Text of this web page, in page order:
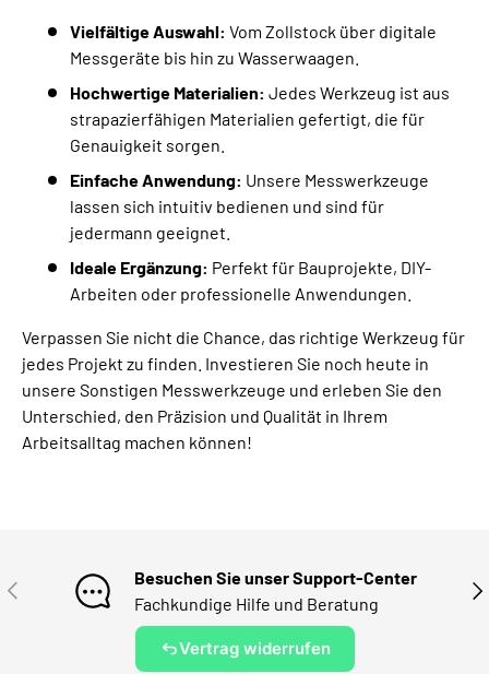
Vielfältige Auswahl: Vom Zollstock über digitale
Messgeräte bis hin zu Wasserwaagen.
Hochwertige Materialien: Jedes Werkzeug ist aus
strapazierfähigen Materialien gefertigt, die für
Genauigkeit sorgen.
Einfache Anwendung: Unsere Messwerkzeuge
lassen sich intuitiv bedienen und sind für
jedermann geeignet.
Ideale Ergänzung: Perfekt für Bauprojekte, DIY-
Arbeiten oder professionelle Anwendungen.
Verpassen Sie nicht die Chance, das richtige Werkzeug für
jedes Projekt zu finden. Investieren Sie noch heute in
unsere Sonstigen Messwerkzeuge und erleben Sie den
Unterschied, den Präzision und Qualität in Ihrem
Arbeitsalltag machen können!
VORHERIGE
Besuchen Sie unser Support-Center
Fachkundige Hilfe und Beratung
Vertrag widerrufen